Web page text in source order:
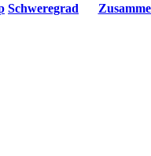
Schweregrad